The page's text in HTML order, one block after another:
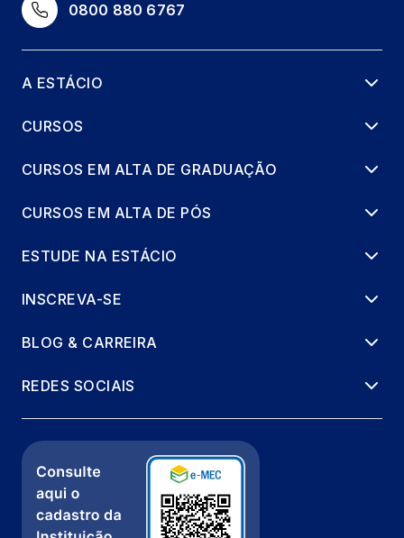
0800 880 6767
A ESTÁCIO
CURSOS
CURSOS EM ALTA DE GRADUAÇÃO
CURSOS EM ALTA DE PÓS
ESTUDE NA ESTÁCIO
INSCREVA-SE
BLOG & CARREIRA
REDES SOCIAIS